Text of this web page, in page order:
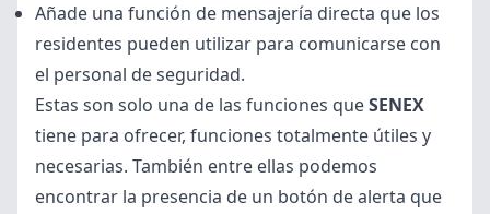
Añade una función de mensajería directa que los
residentes pueden utilizar para comunicarse con
el personal de seguridad.
Estas son solo una de las funciones queSENEX
tiene para ofrecer, funciones totalmente útiles y
necesarias. También entre ellas podemos
encontrar la presencia de un botón de alerta que